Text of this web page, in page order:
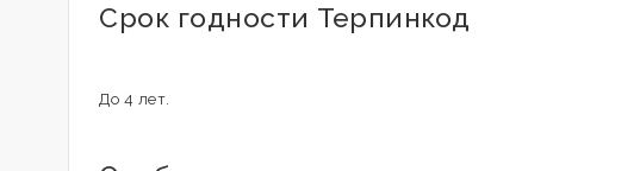
Срок годности Терпинкод
До 4 лет.